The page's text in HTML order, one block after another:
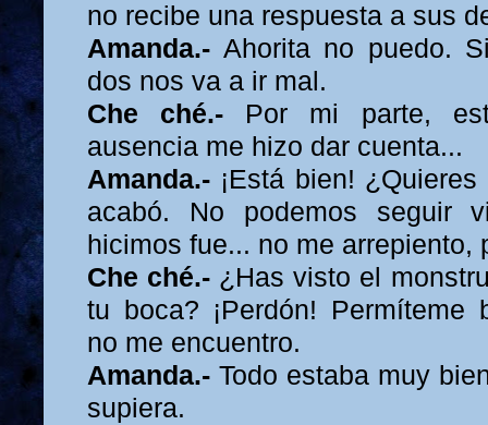
no recibe una respuesta a sus
Amanda.- Ahorita no puedo.
dos nos va a ir mal.
Che ché.- Por mi parte,
ausencia me hizo dar cuenta...
Amanda.- ¡Está bien!
acabó. No podemos seguir
hicimos fue... no me arrepiento,
Che ché.- ¿Has visto el
tu boca? ¡Perdón! Permíteme
no me encuentro.
Amanda.- Todo estaba muy
supiera.